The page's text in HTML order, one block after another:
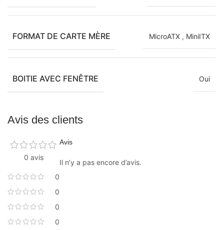
FORMAT DE CARTE MÈRE MicroATX , MiniITX
BOITIE AVEC FENÊTRE Oui
Avis des clients
0 avis
0
0
0
0
Avis
Il n’y a pas encore d’avis.